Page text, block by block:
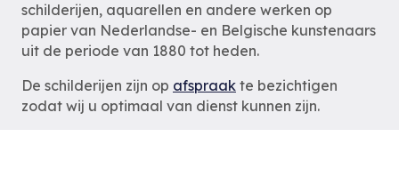
schilderijen, aquarellen en andere werken op
papier van Nederlandse- en Belgische kunstenaars
uit de periode van 1880 tot heden.
De schilderijen zijn op afspraak te bezichtigen
zodat wij u optimaal van dienst kunnen zijn.